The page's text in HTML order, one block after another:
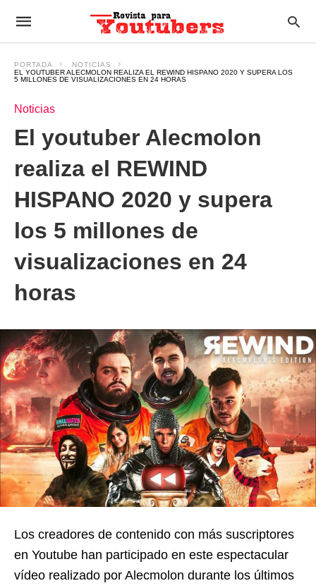
PORTADA
NOTICIAS
EL YOUTUBER ALECMOLON REALIZA EL REWIND HISPANO 2020 Y SUPERA LOS
5 MILLONES DE VISUALIZACIONES EN 24 HORAS
Noticias
El youtuber Alecmolon
realiza el REWIND
HISPANO 2020 y supera
los 5 millones de
visualizaciones en 24
horas
Los creadores de contenido con más suscriptores
en Youtube han participado en este espectacular
vídeo realizado por Alecmolon durante los últimos